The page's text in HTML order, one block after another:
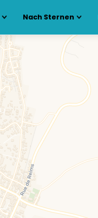
Nach Sternen